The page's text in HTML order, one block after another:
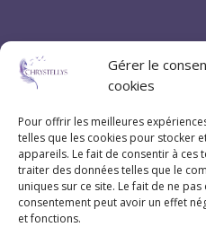
Gérer le
cookies
Pour offrir les meilleures
telles que les cookies pour stocker
appareils. Le fait de consentir à
traiter des données telles que le
uniques sur ce site. Le fait de ne
consentement peut avoir un effet
et fonctions.